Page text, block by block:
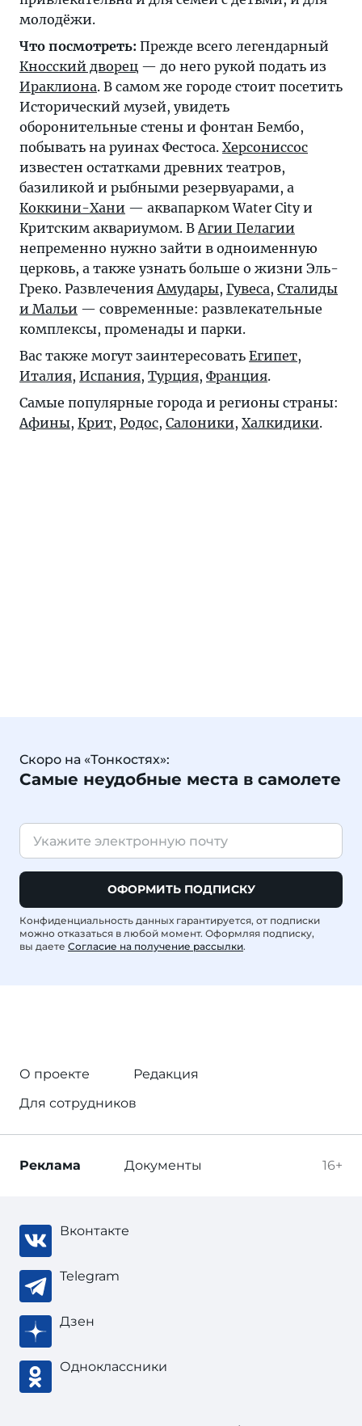
молодёжи.
Что посмотреть: Прежде всего легендарный
Кносский дворец — до него рукой подать из
Ираклиона. В самом же городе стоит посетить
Исторический музей, увидеть
оборонительные стены и фонтан Бембо,
побывать на руинах Фестоса. Херсониссос
известен остатками древних театров,
базиликой и рыбными резервуарами, а
Коккини-Хани — аквапарком Water City и
Критским аквариумом. ВАгии Пелагии
непременно нужно зайти в одноименную
церковь, а также узнать больше о жизни Эль-
Греко. РазвлеченияАмудары, Гувеса, Сталиды
и Мальи — современные: развлекательные
комплексы, променады и парки.
Вас также могут заинтересовать Египет,
Италия, Испания, Турция, Франция.
Самые популярные города и регионы страны:
Афины, Крит, Родос, Салоники, Халкидики.
Скоро на «Тонкостях»:
Самые неудобные места в самолете
ОФОРМИТЬ ПОДПИСКУ
Конфиденциальность данных гарантируется, от подписки
можно отказаться в любой момент. Оформляя подписку,
вы даете Согласие на получение рассылки.
О проекте
Редакция
Для сотрудников
16+
Реклама Документы
Вконтакте
Telegram
Дзен
Одноклассники